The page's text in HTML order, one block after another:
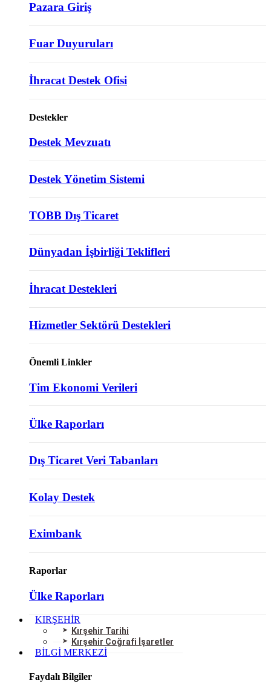
Pazara Giriş
Fuar Duyuruları
İhracat Destek Ofisi
Destekler
Destek Mevzuatı
Destek Yönetim Sistemi
TOBB Dış Ticaret
Dünyadan İşbirliği Teklifleri
İhracat Destekleri
Hizmetler Sektörü Destekleri
Önemli Linkler
Tim Ekonomi Verileri
Ülke Raporları
Dış Ticaret Veri Tabanları
Kolay Destek
Eximbank
Raporlar
Ülke Raporları
KIRŞEHİR
Kırşehir Tarihi
Kırşehir Coğrafi İşaretler
BİLGİ MERKEZİ
Faydalı Bilgiler